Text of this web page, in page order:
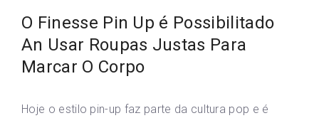
O Finesse Pin Up é Possibilitado
An Usar Roupas Justas Para
Marcar O Corpo
Hoje o estilo pin-up faz parte da cultura pop e é